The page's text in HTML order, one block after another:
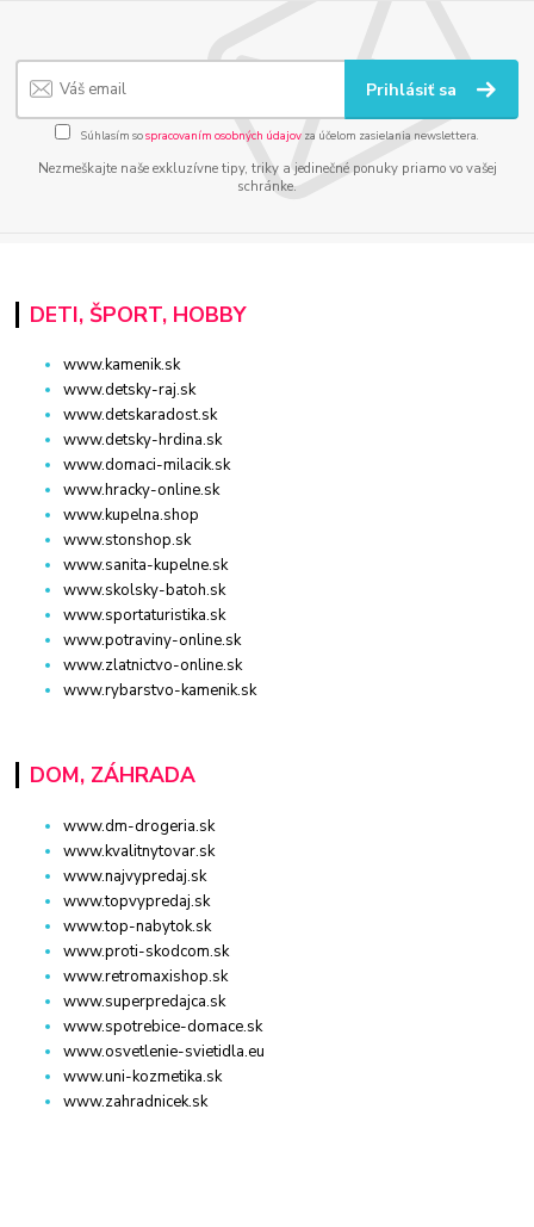
Prihlásiť sa
Súhlasím sospracovaním osobných údajov za účelom zasielania newslettera.
Nezmeškajte naše exkluzívne tipy, triky a jedinečné ponuky priamo vo vašej
schránke.
DETI, ŠPORT, HOBBY
www.kamenik.sk
www.detsky-raj.sk
www.detskaradost.sk
www.detsky-hrdina.sk
www.domaci-milacik.sk
www.hracky-online.sk
www.kupelna.shop
www.stonshop.sk
www.sanita-kupelne.sk
www.skolsky-batoh.sk
www.sportaturistika.sk
www.potraviny-online.sk
www.zlatnictvo-online.sk
www.rybarstvo-kamenik.sk
DOM, ZÁHRADA
www.dm-drogeria.sk
www.kvalitnytovar.sk
www.najvypredaj.sk
www.topvypredaj.sk
www.top-nabytok.sk
www.proti-skodcom.sk
www.retromaxishop.sk
www.superpredajca.sk
www.spotrebice-domace.sk
www.osvetlenie-svietidla.eu
www.uni-kozmetika.sk
www.zahradnicek.sk